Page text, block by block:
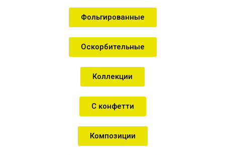
Фольгированные
Оскорбительные
Коллекции
С конфетти
Композиции